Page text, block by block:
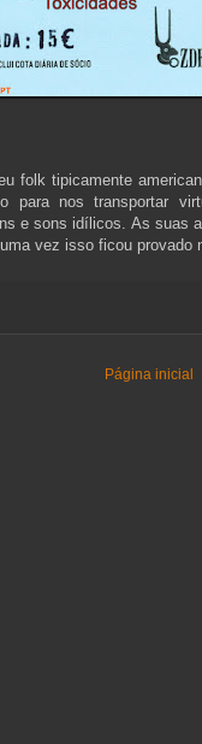
folk tipicamente
para nos transportar
e sons idílicos. As suas
vez isso ficou provado
Página inicial